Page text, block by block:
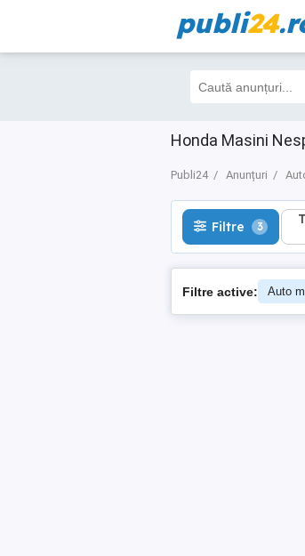
publi24
Honda Masini
Publi24 Anunțuri
Filtre 3
Filtre 3
Filtre active: Auto